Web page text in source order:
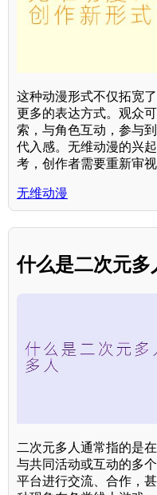
这种动漫形式不仅拓宽
更多的表达方式。观众
索，与角色互动，参与
代入感。无维动漫的兴
考，创作者需要重新审
无维动漫
什么是二次元多
二次元多人通常指的是
与共同活动或互动的多
平台进行交流、合作，